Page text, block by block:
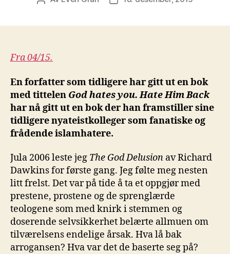
Fra 04/15.
En forfatter som tidligere har gitt ut en bok
med tittelen God hates you. Hate Him Back
har nå gitt ut en bok der han framstiller sine
tidligere nyateistkolleger som fanatiske og
frådende islamhatere.
Jula 2006 leste jeg The God Delusion av Richard
Dawkins for første gang. Jeg følte meg nesten
litt frelst. Det var på tide å ta et oppgjør med
prestene, prostene og de sprenglærde
teologene som med knirk i stemmen og
doserende selvsikkerhet belærte allmuen om
tilværelsens endelige årsak. Hva lå bak
arrogansen? Hva var det de baserte seg på?